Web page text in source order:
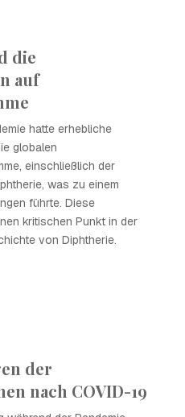
die
auf
hatte erhebliche
globalen
einschließlich der
was zu einem
führte. Diese
kritischen Punkt in der
von Diphtherie.
der
nach COVID-19